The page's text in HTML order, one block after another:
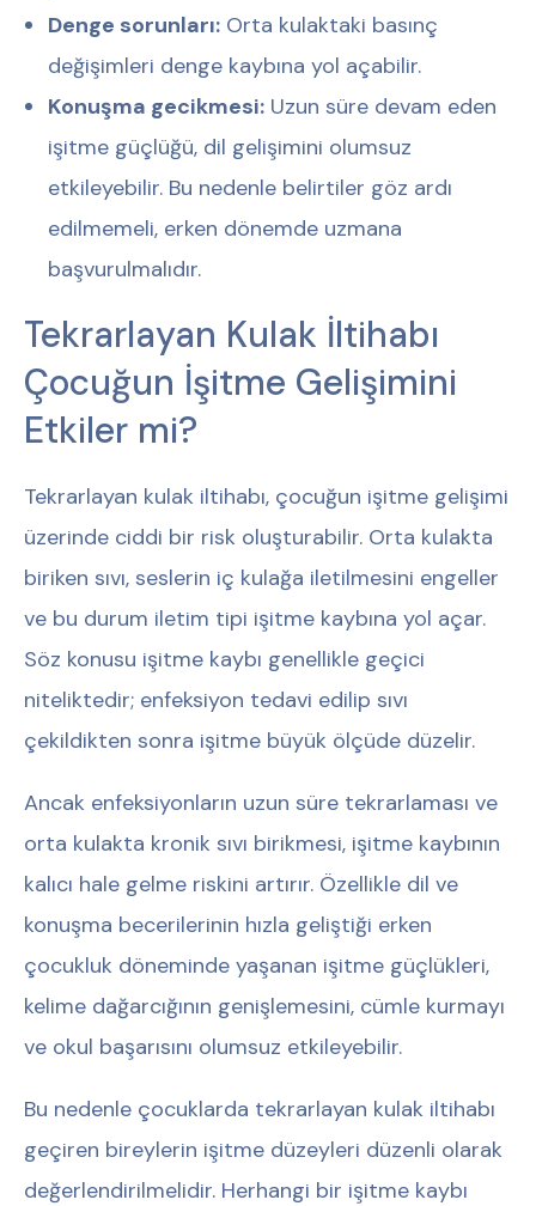
Denge sorunları: Orta kulaktaki basınç
değişimleri denge kaybına yol açabilir.
Konuşma gecikmesi: Uzun süre devam eden
işitme güçlüğü, dil gelişimini olumsuz
etkileyebilir. Bu nedenle belirtiler göz ardı
edilmemeli, erken dönemde uzmana
başvurulmalıdır.
Tekrarlayan Kulak İltihabı
Çocuğun İşitme Gelişimini
Etkiler mi?
Tekrarlayan kulak iltihabı, çocuğun işitme gelişimi
üzerinde ciddi bir risk oluşturabilir. Orta kulakta
biriken sıvı, seslerin iç kulağa iletilmesini engeller
ve bu durum iletim tipi işitme kaybına yol açar.
Söz konusu işitme kaybı genellikle geçici
niteliktedir; enfeksiyon tedavi edilip sıvı
çekildikten sonra işitme büyük ölçüde düzelir.
Ancak enfeksiyonların uzun süre tekrarlaması ve
orta kulakta kronik sıvı birikmesi, işitme kaybının
kalıcı hale gelme riskini artırır. Özellikle dil ve
konuşma becerilerinin hızla geliştiği erken
çocukluk döneminde yaşanan işitme güçlükleri,
kelime dağarcığının genişlemesini, cümle kurmayı
ve okul başarısını olumsuz etkileyebilir.
Bu nedenle çocuklarda tekrarlayan kulak iltihabı
geçiren bireylerin işitme düzeyleri düzenli olarak
değerlendirilmelidir. Herhangi bir işitme kaybı